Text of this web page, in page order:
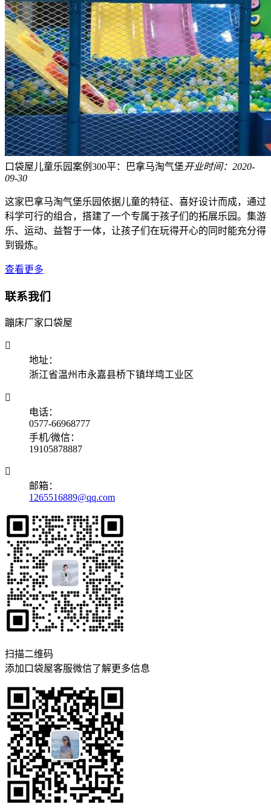
口袋屋儿童乐园案例300平：巴拿马淘气堡开业时间：2020-
09-30
这家巴拿马淘气堡乐园依据儿童的特征、喜好设计而成，通过
科学可行的组合，搭建了一个专属于孩子们的拓展乐园。集游
乐、运动、益智于一体，让孩子们在玩得开心的同时能充分得
到锻炼。
查看更多
联系我们
蹦床厂家口袋屋

地址：
浙江省温州市永嘉县桥下镇垟塆工业区

电话：
0577-66968777
手机/微信：
19105878887

邮箱：
1265516889@qq.com
扫描二维码
添加口袋屋客服微信了解更多信息